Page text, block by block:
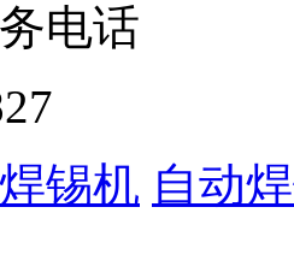
电话
焊锡机 自动